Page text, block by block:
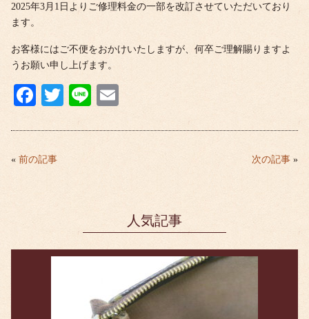
2025年3月1日よりご修理料金の一部を改訂させていただいており
ます。
お客様にはご不便をおかけいたしますが、何卒ご理解賜りますよ
うお願い申し上げます。
Fa
bo
ok
T
tte
Li
ail
« 前の記事 次の記事 »
人気記事